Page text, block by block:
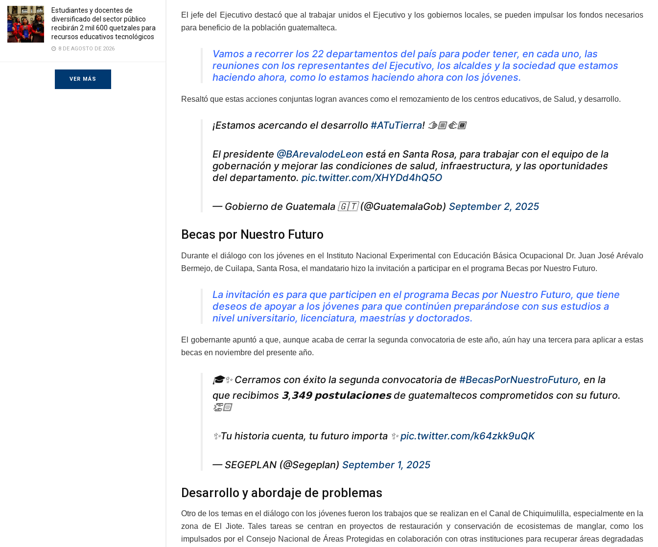
Estudiantes y docentes de
diversificado del sector público
recibirán 2 mil 600 quetzales para
recursos educativos tecnológicos
8 DE AGOSTO DE 2026
VER MÁS
El jefe del Ejecutivo destacó que al trabajar unidos el Ejecutivo y los gobiernos locales, se pueden impulsar los fondos necesarios
para beneficio de la población guatemalteca.
Vamos a recorrer los 22 departamentos del país para poder tener, en cada uno, las
reuniones con los representantes del Ejecutivo, los alcaldes y la sociedad que estamos
haciendo ahora, como lo estamos haciendo ahora con los jóvenes.
Resaltó que estas acciones conjuntas logran avances como el remozamiento de los centros educativos, de Salud, y desarrollo.
¡Estamos acercando el desarrollo #ATuTierra! 🫱🏼‍🫲🏾
El presidente @BArevalodeLeon está en Santa Rosa, para trabajar con el equipo de la
gobernación y mejorar las condiciones de salud, infraestructura, y las oportunidades
del departamento. pic.twitter.com/XHYDd4hQ5O
— Gobierno de Guatemala 🇬🇹 (@GuatemalaGob) September 2, 2025
Becas por Nuestro Futuro
Durante el diálogo con los jóvenes en el Instituto Nacional Experimental con Educación Básica Ocupacional Dr. Juan José Arévalo
Bermejo, de Cuilapa, Santa Rosa, el mandatario hizo la invitación a participar en el programa Becas por Nuestro Futuro.
La invitación es para que participen en el programa Becas por Nuestro Futuro, que tiene
deseos de apoyar a los jóvenes para que continúen preparándose con sus estudios a
nivel universitario, licenciatura, maestrías y doctorados.
El gobernante apuntó a que, aunque acaba de cerrar la segunda convocatoria de este año, aún hay una tercera para aplicar a estas
becas en noviembre del presente año.
🎓✨ Cerramos con éxito la segunda convocatoria de #BecasPorNuestroFuturo, en la
que recibimos 𝟯,𝟯𝟰𝟵 𝗽𝗼𝘀𝘁𝘂𝗹𝗮𝗰𝗶𝗼𝗻𝗲𝘀 de guatemaltecos comprometidos con su futuro.
👏🏻
✨Tu historia cuenta, tu futuro importa ✨pic.twitter.com/k64zkk9uQK
— SEGEPLAN (@Segeplan) September 1, 2025
Desarrollo y abordaje de problemas
Otro de los temas en el diálogo con los jóvenes fueron los trabajos que se realizan en el Canal de Chiquimulilla, especialmente en la
zona de El Jiote. Tales tareas se centran en proyectos de restauración y conservación de ecosistemas de manglar, como los
impulsados por el Consejo Nacional de Áreas Protegidas en colaboración con otras instituciones para recuperar áreas degradadas